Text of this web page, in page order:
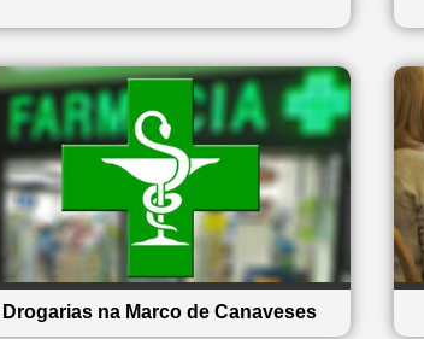
Drogarias na Marco de Canaveses